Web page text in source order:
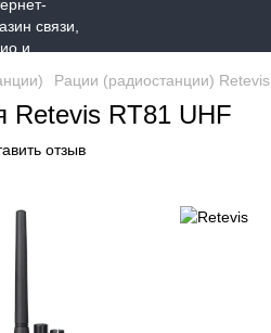
Рации (радиостанции) Retevis
Retevis RT81 UHF
отзыв